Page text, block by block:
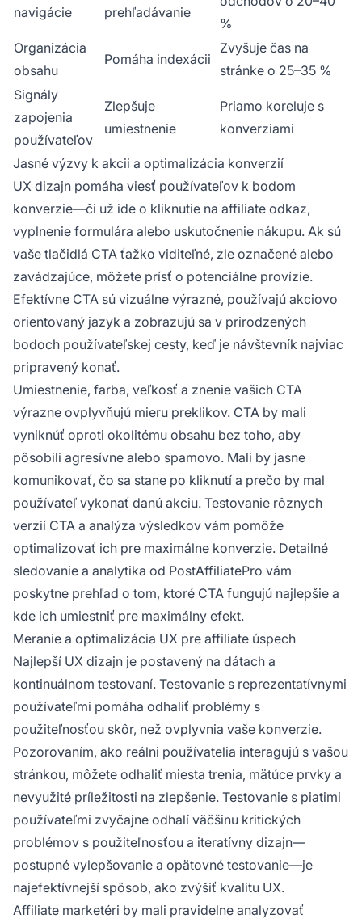
navigácie prehľadávanie
%
Organizácia
obsahu
Pomáha indexácii
Zvyšuje čas na
stránke o 25–35 %
Signály
zapojenia
používateľov
Zlepšuje
umiestnenie
Priamo koreluje s
konverziami
Jasné výzvy k akcii a optimalizácia konverzií
UX dizajn pomáha viesť používateľov k bodom
konverzie—či už ide o kliknutie na affiliate odkaz,
vyplnenie formulára alebo uskutočnenie nákupu. Ak sú
vaše tlačidlá CTA ťažko viditeľné, zle označené alebo
zavádzajúce, môžete prísť o potenciálne provízie.
Efektívne CTA sú vizuálne výrazné, používajú akciovo
orientovaný jazyk a zobrazujú sa v prirodzených
bodoch používateľskej cesty, keď je návštevník najviac
pripravený konať.
Umiestnenie, farba, veľkosť a znenie vašich CTA
výrazne ovplyvňujú mieru preklikov. CTA by mali
vyniknúť oproti okolitému obsahu bez toho, aby
pôsobili agresívne alebo spamovo. Mali by jasne
komunikovať, čo sa stane po kliknutí a prečo by mal
používateľ vykonať danú akciu. Testovanie rôznych
verzií CTA a analýza výsledkov vám pomôže
optimalizovať ich pre maximálne konverzie. Detailné
sledovanie a analytika od PostAffiliatePro vám
poskytne prehľad o tom, ktoré CTA fungujú najlepšie a
kde ich umiestniť pre maximálny efekt.
Meranie a optimalizácia UX pre affiliate úspech
Najlepší UX dizajn je postavený na dátach a
kontinuálnom testovaní. Testovanie s reprezentatívnymi
používateľmi pomáha odhaliť problémy s
použiteľnosťou skôr, než ovplyvnia vaše konverzie.
Pozorovaním, ako reálni používatelia interagujú s vašou
stránkou, môžete odhaliť miesta trenia, mätúce prvky a
nevyužité príležitosti na zlepšenie. Testovanie s piatimi
používateľmi zvyčajne odhalí väčšinu kritických
problémov s použiteľnosťou a iteratívny dizajn—
postupné vylepšovanie a opätovné testovanie—je
najefektívnejší spôsob, ako zvýšiť kvalitu UX.
Affiliate marketéri by mali pravidelne analyzovať